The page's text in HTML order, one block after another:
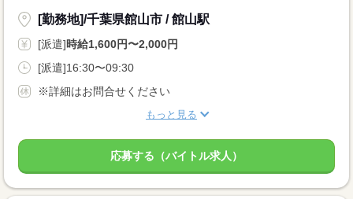
[勤務地]/千葉県館山市 / 館山駅
[派遣]時給1,600円〜2,000円
[派遣]16:30〜09:30
※詳細はお問合せください
もっと見る
応募する（バイトル求人）